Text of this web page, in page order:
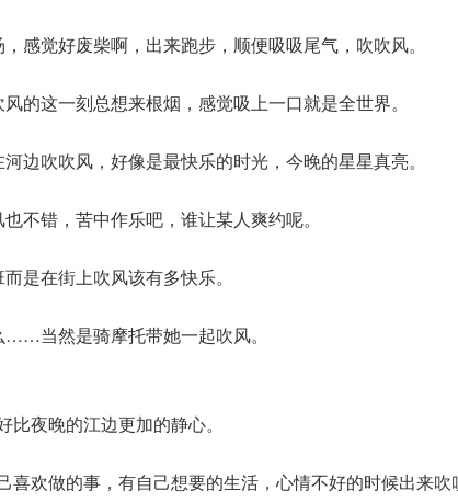
感觉好废柴啊，出来跑步，顺便吸吸尾气，吹吹风。
的这一刻总想来根烟，感觉吸上一口就是全世界。
边吹吹风，好像是最快乐的时光，今晚的星星真亮。
不错，苦中作乐吧，谁让某人爽约呢。
是在街上吹风该有多快乐。
当然是骑摩托带她一起吹风。
夜晚的江边更加的静心。
喜欢做的事，有自己想要的生活，心情不好的时候出来吹